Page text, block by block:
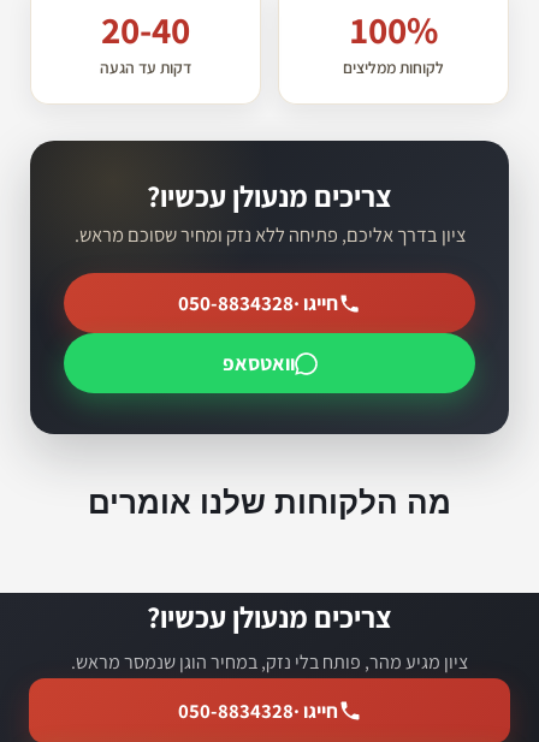
100%
לקוחות ממליצים
20-40
דקות עד הגעה
צריכים מנעולן עכשיו?
ציון בדרך אליכם, פתיחה ללא נזק ומחיר שסוכם מראש.
חייגו ·050-8834328
וואטסאפ
מה הלקוחות שלנו אומרים
צריכים מנעולן עכשיו?
ציון מגיע מהר, פותח בלי נזק, במחיר הוגן שנמסר מראש.
חייגו ·050-8834328